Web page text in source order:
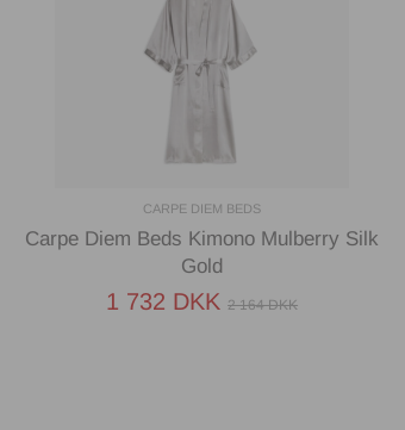
CARPE DIEM BEDS
Carpe Diem Beds Kimono Mulberry Silk
Gold
1 732 DKK 2 164 DKK